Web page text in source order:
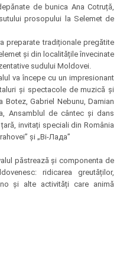
de bunica Ana Cotruță,
prosopului la Selemet de
preparate tradiționale pregătite
și din localitățile învecinate
sudului Moldovei.
va începe cu un impresionant
și spectacole de muzică și
Botez, Gabriel Nebunu, Damian
Ansamblul de cântec și dans
invitați speciali din România
și „Bi-Лада”
păstrează și componenta de
ridicarea greutăților,
și alte activități care animă